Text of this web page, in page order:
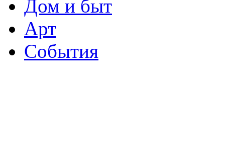
Дом и быт
Арт
События